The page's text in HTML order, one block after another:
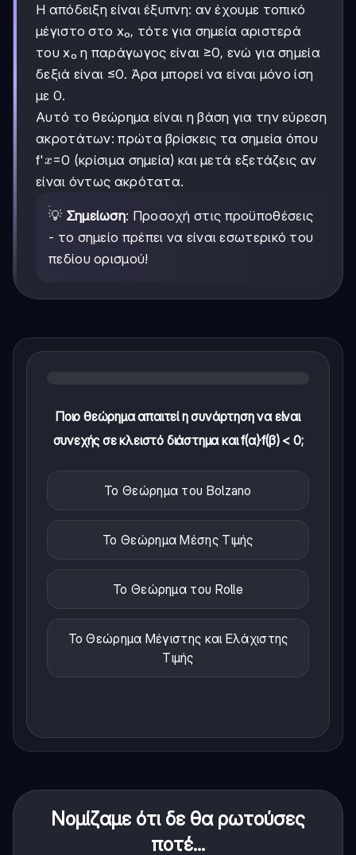
Η απόδειξη είναι έξυπνη: αν έχουμε τοπικό
μέγιστο στο x₀, τότε για σημεία αριστερά
του x₀ η παράγωγος είναι ≥0, ενώ για σημεία
δεξιά είναι ≤0. Άρα μπορεί να είναι μόνο ίση
με 0.
Αυτό το θεώρημα είναι η βάση για την εύρεση
ακροτάτων: πρώτα βρίσκεις τα σημεία όπου
f'x
x=0 (κρίσιμα σημεία) και μετά εξετάζεις αν
είναι όντως ακρότατα.
💡 Σημείωση: Προσοχή στις προϋποθέσεις
- το σημείο πρέπει να είναι εσωτερικό του
πεδίου ορισμού!
Ποιο θεώρημα απαιτεί η συνάρτηση να είναι
συνεχής σε κλειστό διάστημα και f(α)·f(β) < 0;
Το Θεώρημα του Bolzano
Το Θεώρημα Μέσης Τιμής
Το Θεώρημα του Rolle
Το Θεώρημα Μέγιστης και Ελάχιστης
Τιμής
Νομίζαμε ότι δε θα ρωτούσες
ποτέ...